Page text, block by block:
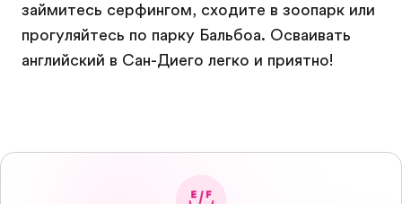
займитесь серфингом, сходите в зоопарк или
прогуляйтесь по парку Бальбоа. Осваивать
английский в Сан-Диего легко и приятно!